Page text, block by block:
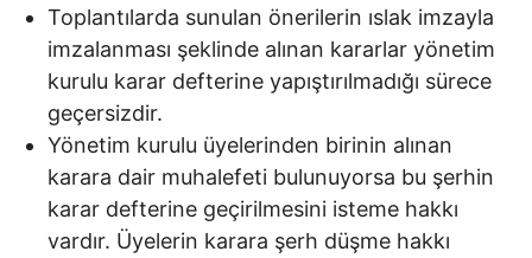
Toplantılarda sunulan önerilerin ıslak imzayla
imzalanması şeklinde alınan kararlar yönetim
kurulu karar defterine yapıştırılmadığı sürece
geçersizdir.
Yönetim kurulu üyelerinden birinin alınan
karara dair muhalefeti bulunuyorsa bu şerhin
karar defterine geçirilmesini isteme hakkı
vardır. Üyelerin karara şerh düşme hakkı